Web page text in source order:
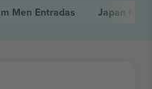
Men Entradas Japan